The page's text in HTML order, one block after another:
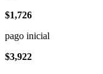
$1,726
pago inicial
$3,922